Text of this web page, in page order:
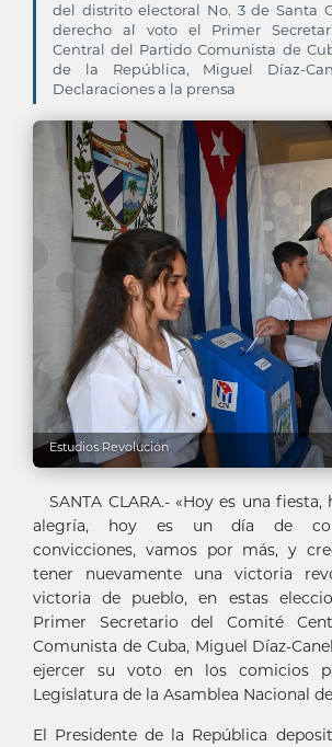
del distrito electoral No. 3 de Santa
derecho al voto el Primer
Central del Partido Comunista de
de la República, Miguel Díaz-
Declaraciones a la prensa
Estudios Revolución
SANTA CLARA.- «Hoy es una
alegría, hoy es un día de
convicciones, vamos por más, y
tener nuevamente una victoria
victoria de pueblo, en estas
Primer Secretario del Comité
Comunista de Cuba, Miguel Díaz-
ejercer su voto en los comicios
Legislatura de la Asamblea Nacional
El Presidente de la República